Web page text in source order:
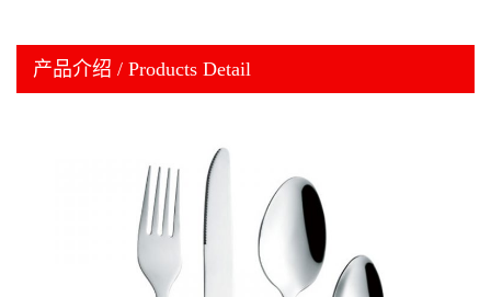
产品介绍 / Products Detail